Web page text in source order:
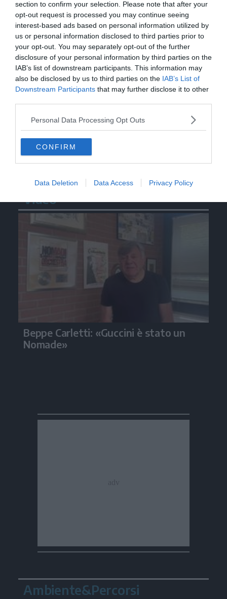
section to confirm your selection. Please note that after your
opt-out request is processed you may continue seeing
interest-based ads based on personal information utilized by
us or personal information disclosed to third parties prior to
your opt-out. You may separately opt-out of the further
disclosure of your personal information by third parties on the
IAB’s list of downstream participants. This information may
also be disclosed by us to third parties on the IAB’s List of
Downstream Participants that may further disclose it to other
Personal Data Processing Opt Outs
CONFIRM
Data Deletion Data Access Privacy Policy
Video
Beppe Carletti: «Guccini è stato un
Nomade»
Ambiente&Percorsi